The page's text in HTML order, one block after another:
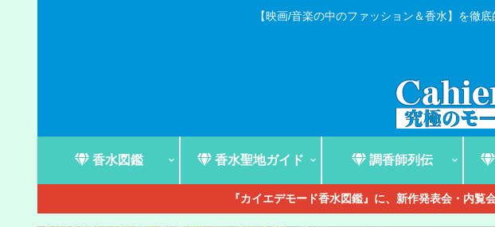
【映画/音楽の中のファッション＆香水】を徹
香水図鑑 香水聖地ガイド 調香師列伝
『カイエデモード香水図鑑』に、新作発表会・内